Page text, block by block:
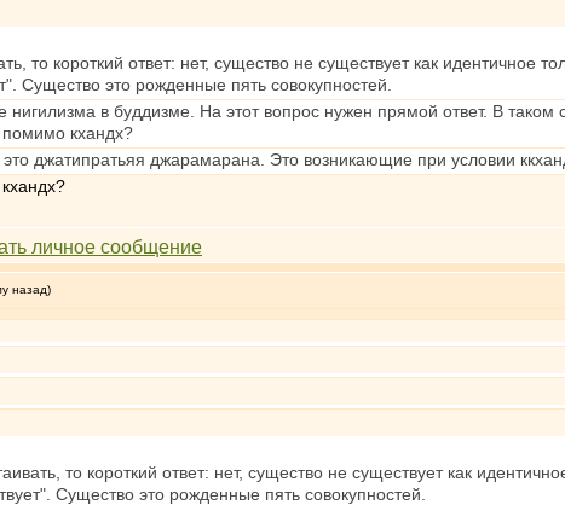
то короткий ответ: нет, существо не существует как идентичное
Существо это рожденные пять совокупностей.
в буддизме. На этот вопрос нужен прямой ответ. В
кхандх?
джатипратьяя джарамарана. Это возникающие при условии
назад)
то короткий ответ: нет, существо не существует как
Существо это рожденные пять совокупностей.